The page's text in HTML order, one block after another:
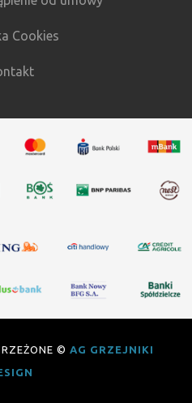
Cookies
© AG GRZEJNIKI